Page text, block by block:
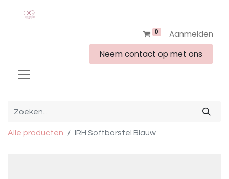
0
Aanmelden
Neem contact op met ons
Alle producten IRH Softborstel Blauw